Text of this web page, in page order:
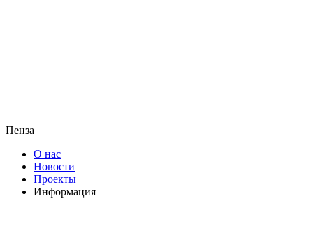
Пенза
О нас
Новости
Проекты
Информация